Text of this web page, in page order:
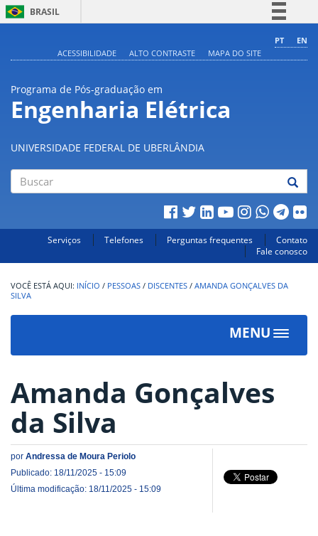
BRASIL
Comunica BR
Acesso à informação
Legislação
PT
EN
ACESSIBILIDADE
ALTO CONTRASTE MAPA DO SITE
Programa de Pós-graduação em
Engenharia Elétrica
UNIVERSIDADE FEDERAL DE UBERLÂNDIA
Serviços Telefones Perguntas frequentes
Contato
Fale conosco
INÍCIO / PESSOAS / DISCENTES / AMANDA GONÇALVES DA
SILVA
MENU
Toggle
Amanda Gonçalves
da Silva
por Andressa de Moura Periolo
Publicado: 18/11/2025 - 15:09
Última modificação: 18/11/2025 - 15:09